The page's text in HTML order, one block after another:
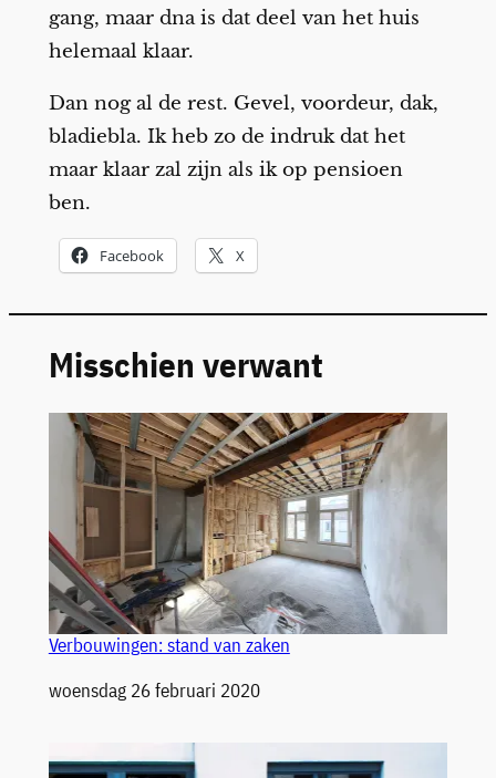
gang, maar dna is dat deel van het huis
helemaal klaar.
Dan nog al de rest. Gevel, voordeur, dak,
bladiebla. Ik heb zo de indruk dat het
maar klaar zal zijn als ik op pensioen
ben.
Facebook X
Misschien verwant
Verbouwingen: stand van zaken
Datum
woensdag 26 februari 2020